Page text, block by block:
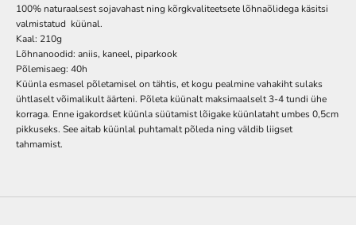
100% naturaalsest sojavahast ning kõrgkvaliteetsete lõhnaõlidega käsitsi
valmistatud küünal.
Kaal: 210g
Lõhnanoodid: aniis, kaneel, piparkook
Põlemisaeg: 40h
Küünla esmasel põletamisel on tähtis, et kogu pealmine vahakiht sulaks
ühtlaselt võimalikult äärteni. Põleta küünalt maksimaalselt 3-4 tundi ühe
korraga. Enne igakordset küünla süütamist lõigake küünlataht umbes 0,5cm
pikkuseks. See aitab küünlal puhtamalt põleda ning väldib liigset
tahmamist.